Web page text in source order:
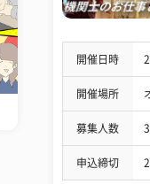
開催日時
開催場所
募集人数
申込締切